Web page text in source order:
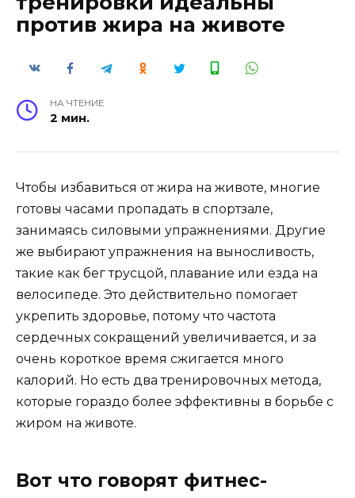
против жира на животе
НА ЧТЕНИЕ
2 мин.
Чтобы избавиться от жира на животе, многие
готовы часами пропадать в спортзале,
занимаясь силовыми упражнениями. Другие
же выбирают упражнения на выносливость,
такие как бег трусцой, плавание или езда на
велосипеде. Это действительно помогает
укрепить здоровье, потому что частота
сердечных сокращений увеличивается, и за
очень короткое время сжигается много
калорий. Но есть два тренировочных метода,
которые гораздо более эффективны в борьбе с
жиром на животе.
Вот что говорят фитнес-